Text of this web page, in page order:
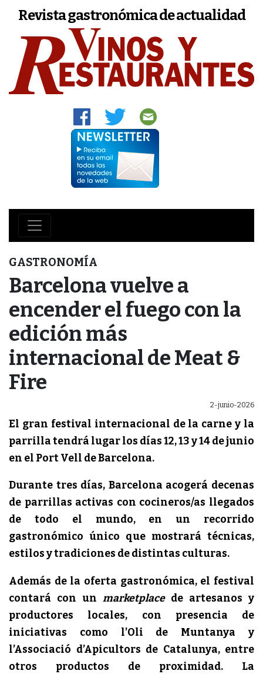
Revista gastronómica de actualidad
GASTRONOMÍA
Barcelona vuelve a
encender el fuego con la
edición más
internacional de Meat &
Fire
2-junio-2026
El gran festival internacional de la carne y la
parrilla tendrá lugar los días 12, 13 y 14 de junio
en el Port Vell de Barcelona.
Durante tres días, Barcelona acogerá decenas
de parrillas activas con cocineros/as llegados
de todo el mundo, en un recorrido
gastronómico único que mostrará técnicas,
estilos y tradiciones de distintas culturas.
Además de la oferta gastronómica, el festival
contará con un marketplacede artesanos y
productores locales, con presencia de
iniciativas como l’Oli de Muntanya y
l’Associació d’Apicultors de Catalunya, entre
otros productos de proximidad. La